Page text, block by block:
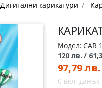
Дигитални карикатури
Модел: CAR
120 лв. /
97,79
С вкл. данък